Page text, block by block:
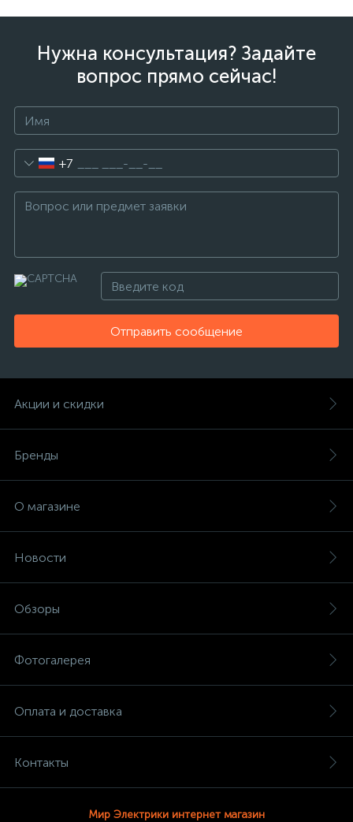
Нужна консультация? Задайте
вопрос прямо сейчас!
+7
Отправить сообщение
Акции и скидки
Бренды
О магазине
Новости
Обзоры
Фотогалерея
Оплата и доставка
Контакты
Мир Электрики интернет магазин